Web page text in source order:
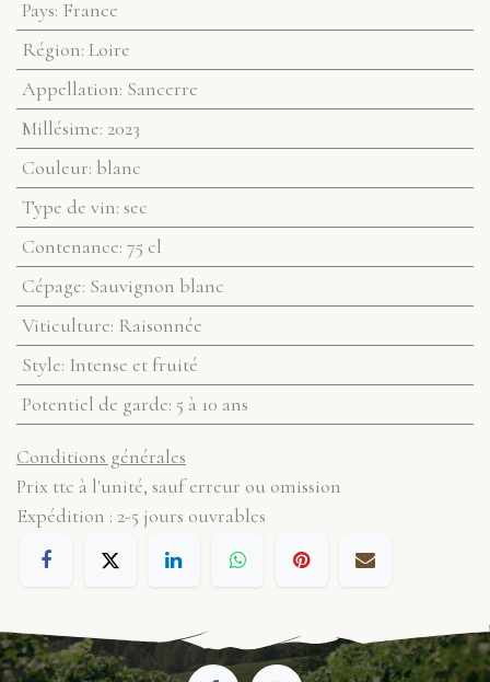
Pays: France
Région: Loire
Appellation: Sancerre
Millésime: 2023
Couleur: blanc
Type de vin: sec
Contenance: 75 cl
Cépage: Sauvignon blanc
Viticulture: Raisonnée
Style: Intense et fruité
Potentiel de garde: 5 à 10 ans
Conditions générales
Prix ttc à l'unité, sauf erreur ou omission
Expédition : 2-5 jours ouvrables